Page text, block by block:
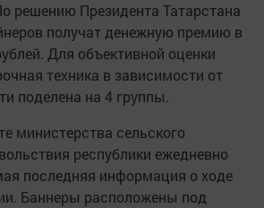
решению Президента Татарстана
получат денежную премию в
Для объективной оценки
техника в зависимости от
поделена на 4 группы.
министерства сельского
республики ежедневно
последняя информация о ходе
Баннеры расположены под